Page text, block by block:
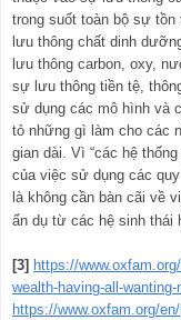
trong suốt toàn bộ sự
lưu thông chất dinh
lưu thông carbon, oxy,
sự lưu thông tiền tệ,
sử dụng các mô hình và
tỏ những gì làm cho các
gian dài. Vì “các hệ
của việc sử dụng các
là không cần bàn cãi về
ẩn dụ từ các hệ sinh thái
[3] https://
wealth-having-all-
https://www.oxfam.org/